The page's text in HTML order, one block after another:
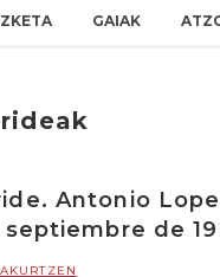
GAIAK
Antonio
de